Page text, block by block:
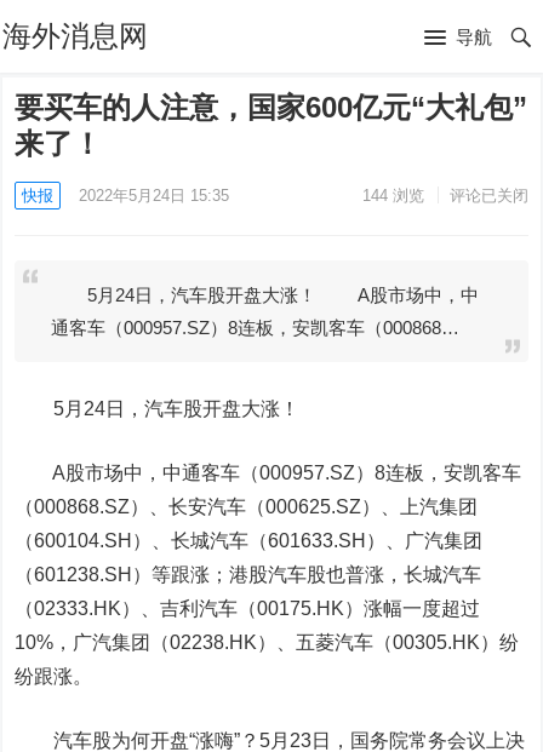
海外消息网 导航
要买车的人注意，国家600亿元“大礼包”
来了！
快报 2022年5月24日 15:35 144浏览 评论已关闭
5月24日，汽车股开盘大涨！ A股市场中，中
通客车（000957.SZ）8连板，安凯客车（000868…
5月24日，汽车股开盘大涨！
A股市场中， 中通客车 （000957.SZ）8连板，安凯客车
（000868.SZ）、长安汽车 （000625.SZ）、
上汽集团
（600104.SH）、长城汽车 （601633.SH）、
广汽集团
（601238.SH）等跟涨；港股汽车股也普涨，长城汽车
（02333.HK）、吉利汽车（00175.HK）涨幅一度超过
10%，广汽集团（02238.HK）、五菱汽车（00305.HK）纷
纷跟涨。
汽车股为何开盘“涨嗨”？5月23日，国务院常务会议上决